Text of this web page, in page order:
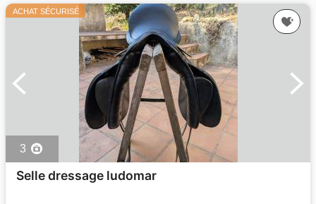
ACHAT SÉCURISÉ
3
Selle dressage ludomar